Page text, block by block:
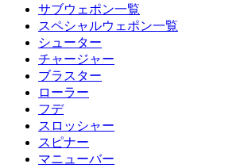
サブウェポン一覧
スペシャルウェポン一覧
シューター
チャージャー
ブラスター
ローラー
フデ
スロッシャー
スピナー
マニューバー